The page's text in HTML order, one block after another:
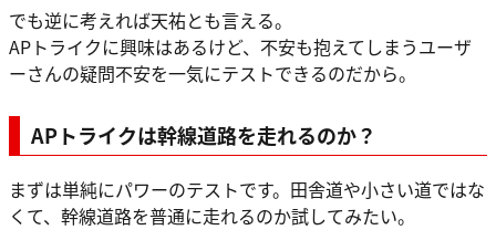
でも逆に考えれば天祐とも言える。
APトライクに興味はあるけど、不安も抱えてしまうユーザ
ーさんの疑問不安を一気にテストできるのだから。
APトライクは幹線道路を走れるのか？
まずは単純にパワーのテストです。田舎道や小さい道ではな
くて、幹線道路を普通に走れるのか試してみたい。